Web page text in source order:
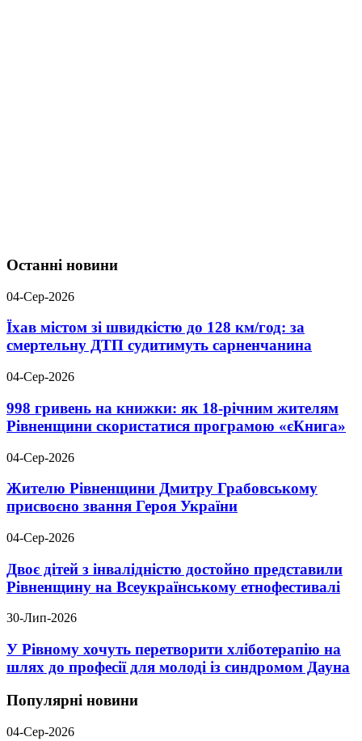
Останні новини
04-Сер-2026
Їхав містом зі швидкістю до 128 км/год: за
смертельну ДТП судитимуть сарненчанина
04-Сер-2026
998 гривень на книжки: як 18-річним жителям
Рівненщини скористатися програмою «єКнига»
04-Сер-2026
Жителю Рівненщини Дмитру Грабовському
присвоєно звання Героя України
04-Сер-2026
Двоє дітей з інвалідністю достойно представили
Рівненщину на Всеукраїнському етнофестивалі
30-Лип-2026
У Рівному хочуть перетворити хліботерапію на
шлях до професії для молоді із синдромом Дауна
Популярні новини
04-Сер-2026